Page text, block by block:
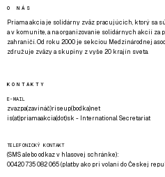
O NÁS
Priama akcia je solidárny zväz pracujúcich, ktorý sa
a v komunite, a na organizovanie solidárnych akcií za
zahraničí. Od roku 2000 je sekciou Medzinárodnej
združuje zväzy a skupiny z vyše 20 krajín sveta.
KONTAKTY
E-MAIL
zvazpa(zavináč)riseup(bodka)net
is(at)priamaakcia(dot)sk - International Secretariat
TELEFONICKÝ KONTAKT
(SMS alebo odkaz v hlasovej schránke):
00420 735 082 065 (platby ako pri volaní do Českej